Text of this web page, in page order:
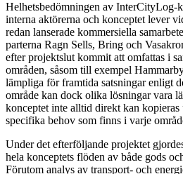
Helhetsbedömningen av InterCityLog-
interna aktörerna och konceptet lever
redan lanserade kommersiella
parterna Ragn Sells, Bring och
efter projektslut kommit att omfattas i
områden, såsom till exempel
lämpliga för framtida satsningar enligt
område kan dock olika lösningar vara
konceptet inte alltid direkt kan kopieras
specifika behov som finns i varje
Under det efterföljande projektet
hela konceptets flöden av både gods
Förutom analys av transport- och